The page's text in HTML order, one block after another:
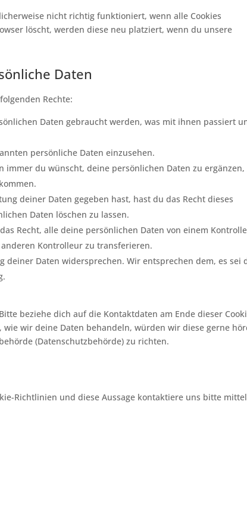
nicht richtig funktioniert, wenn alle Cookies
löscht, werden diese neu platziert, wenn du unsere
Daten
Rechte:
Daten gebraucht werden, was mit ihnen passiert
persönliche Daten einzusehen.
immer du wünscht, deine persönlichen Daten zu ergänzen,
deiner Daten gegeben hast, hast du das Recht dieses
Daten löschen zu lassen.
Recht, alle deine persönlichen Daten von einem
Kontrolleur zu transferieren.
Daten widersprechen. Wir entsprechen dem, es sei
beziehe dich auf die Kontaktdaten am Ende dieser
wir deine Daten behandeln, würden wir diese gerne
(Datenschutzbehörde) zu richten.
Richtlinien und diese Aussage kontaktiere uns bitte